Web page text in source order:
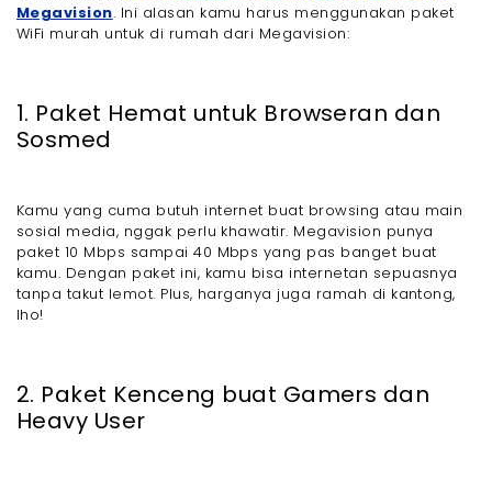
Megavision. Ini alasan kamu harus menggunakan paket
WiFi murah untuk di rumah dari Megavision:
1. Paket Hemat untuk Browseran dan
Sosmed
Kamu yang cuma butuh internet buat browsing atau main
sosial media, nggak perlu khawatir. Megavision punya
paket 10 Mbps sampai 40 Mbps yang pas banget buat
kamu. Dengan paket ini, kamu bisa internetan sepuasnya
tanpa takut lemot. Plus, harganya juga ramah di kantong,
lho!
2. Paket Kenceng buat Gamers dan
Heavy User